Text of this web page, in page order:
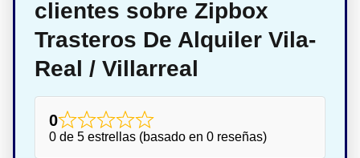
clientes sobre Zipbox
Trasteros De Alquiler Vila-
Real / Villarreal
0
0 de 5 estrellas (basado en 0 reseñas)